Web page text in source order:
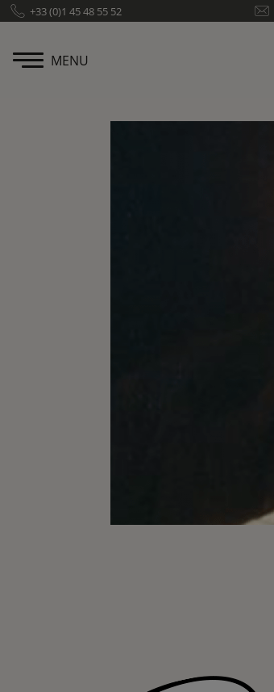
+33 (0)1 45 48 55 52
MENU
Panneau de gestion des cookies